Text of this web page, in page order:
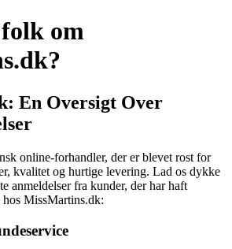
om
En Oversigt Over
online-forhandler, der er blevet rost for
kvalitet og hurtige levering. Lad os dykke
anmeldelser fra kunder, der har haft
hos MissMartins.dk: